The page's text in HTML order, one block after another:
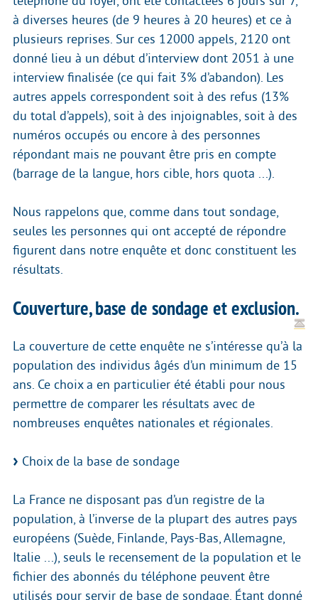
à diverses heures (de 9 heures à 20 heures) et ce à
plusieurs reprises. Sur ces 12000 appels, 2120 ont
donné lieu à un début d’interview dont 2051 à une
interview finalisée (ce qui fait 3% d’abandon). Les
autres appels correspondent soit à des refus (13%
du total d’appels), soit à des injoignables, soit à des
numéros occupés ou encore à des personnes
répondant mais ne pouvant être pris en compte
(barrage de la langue, hors cible, hors quota ...).
Nous rappelons que, comme dans tout sondage,
seules les personnes qui ont accepté de répondre
figurent dans notre enquête et donc constituent les
résultats.
Couverture, base de sondage et exclusion.
La couverture de cette enquête ne s’intéresse qu’à la
population des individus âgés d’un minimum de 15
ans. Ce choix a en particulier été établi pour nous
permettre de comparer les résultats avec de
nombreuses enquêtes nationales et régionales.
Choix de la base de sondage
La France ne disposant pas d’un registre de la
population, à l’inverse de la plupart des autres pays
européens (Suède, Finlande, Pays-Bas, Allemagne,
Italie ...), seuls le recensement de la population et le
fichier des abonnés du téléphone peuvent être
utilisés pour servir de base de sondage. Étant donné